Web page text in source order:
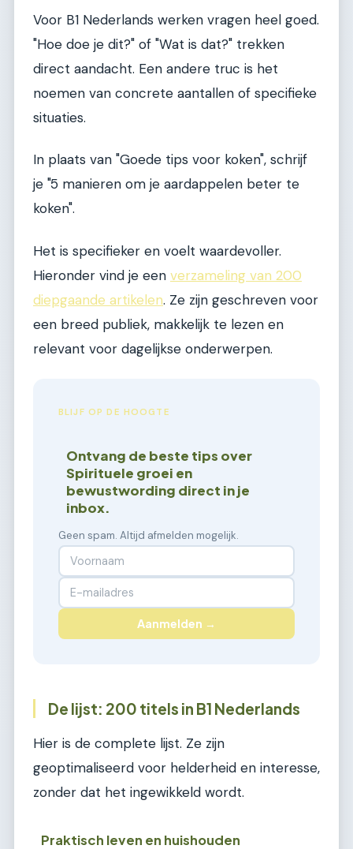
Voor B1 Nederlands werken vragen heel goed.
"Hoe doe je dit?" of "Wat is dat?" trekken
direct aandacht. Een andere truc is het
noemen van concrete aantallen of specifieke
situaties.
In plaats van "Goede tips voor koken", schrijf
je "5 manieren om je aardappelen beter te
koken".
Het is specifieker en voelt waardevoller.
Hieronder vind je een verzameling van 200
diepgaande artikelen. Ze zijn geschreven voor
een breed publiek, makkelijk te lezen en
relevant voor dagelijkse onderwerpen.
BLIJF OP DE HOOGTE
Ontvang de beste tips over
Spirituele groei en
bewustwording direct in je
inbox.
Geen spam. Altijd afmelden mogelijk.
Aanmelden →
De lijst: 200 titels in B1 Nederlands
Hier is de complete lijst. Ze zijn
geoptimaliseerd voor helderheid en interesse,
zonder dat het ingewikkeld wordt.
Praktisch leven en huishouden